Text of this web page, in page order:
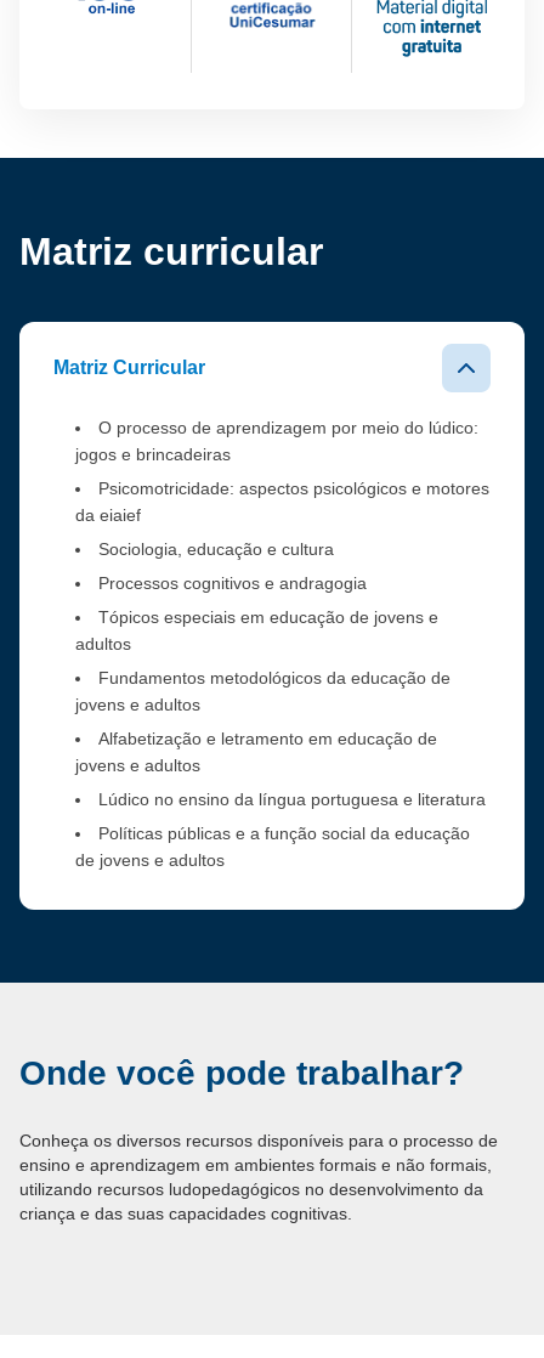
Matriz curricular
Matriz Curricular
O processo de aprendizagem por meio do lúdico:
jogos e brincadeiras
Psicomotricidade: aspectos psicológicos e motores
da eiaief
Sociologia, educação e cultura
Processos cognitivos e andragogia
Tópicos especiais em educação de jovens e
adultos
Fundamentos metodológicos da educação de
jovens e adultos
Alfabetização e letramento em educação de
jovens e adultos
Lúdico no ensino da língua portuguesa e literatura
Políticas públicas e a função social da educação
de jovens e adultos
Onde você pode trabalhar?
Conheça os diversos recursos disponíveis para o processo de
ensino e aprendizagem em ambientes formais e não formais,
utilizando recursos ludopedagógicos no desenvolvimento da
criança e das suas capacidades cognitivas.